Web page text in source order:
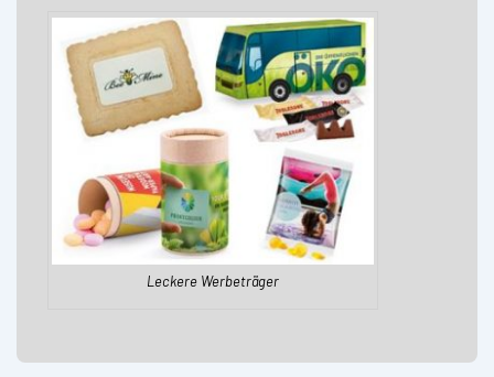
Leckere Werbeträger